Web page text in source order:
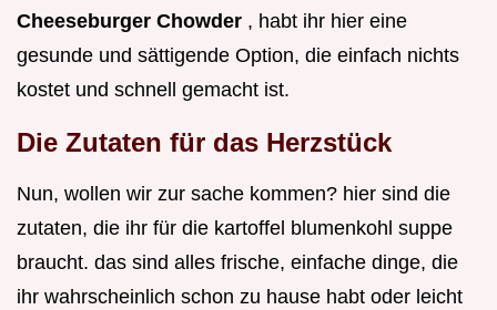
Cheeseburger Chowder , habt ihr hier eine
gesunde und sättigende Option, die einfach nichts
kostet und schnell gemacht ist.
Die Zutaten für das Herzstück
Nun, wollen wir zur sache kommen? hier sind die
zutaten, die ihr für die kartoffel blumenkohl suppe
braucht. das sind alles frische, einfache dinge, die
ihr wahrscheinlich schon zu hause habt oder leicht